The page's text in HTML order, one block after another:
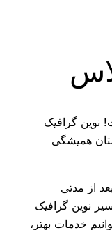
نوین گرافیک
همیشگی
از مدتی
نوین گرافیک
خدمات بهتر،